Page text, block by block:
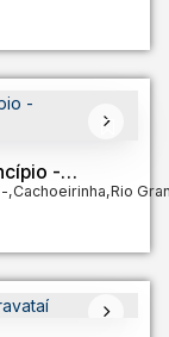
-
,Cachoeirinha,Rio